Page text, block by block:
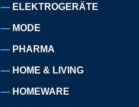
ELEKTROGERÄTE
MODE
PHARMA
HOME & LIVING
HOMEWARE